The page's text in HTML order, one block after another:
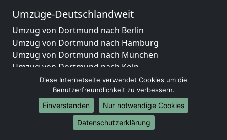
Umzüge-Deutschlandweit
Umzug von Dortmund nach Berlin
Umzug von Dortmund nach Hamburg
Umzug von Dortmund nach München
Umzug von Dortmund nach Köln
Umzug von Dortmund nach Frankfurt am Main
Umzug von Dortmund nach Stuttgart
Umzug von Dortmund nach Düsseldorf
Umzug von Dortmund nach Leipzig
Umzug von Dortmund nach Dortmund
Diese Internetseite verwendet Cookies um die
Benutzerfreundlichkeit zu verbessern.
Einverstanden
Nur notwendige Cookies
Datenschutzerklärung